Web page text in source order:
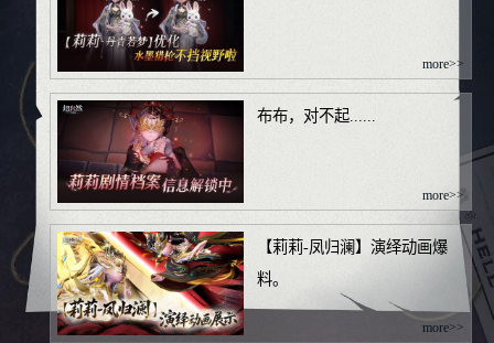
more>>
布布，对不起......
more>>
【莉莉-凤归澜】演绎动画爆
料。
more>>